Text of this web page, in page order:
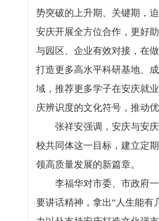
势突破的上升期、关键期，
安庆开展全方位合作，更好
与园区、企业有效对接，在
打造更多高水平科研基地、
域，推荐更多学子在安庆就
庆辨识度的文化符号，推动
张祥安强调，安庆与安庆
校共同体这一目标，建立定
领高质量发展的新篇章。
李福华对市委、市政府一
要讲话精神，拿出“人生能有